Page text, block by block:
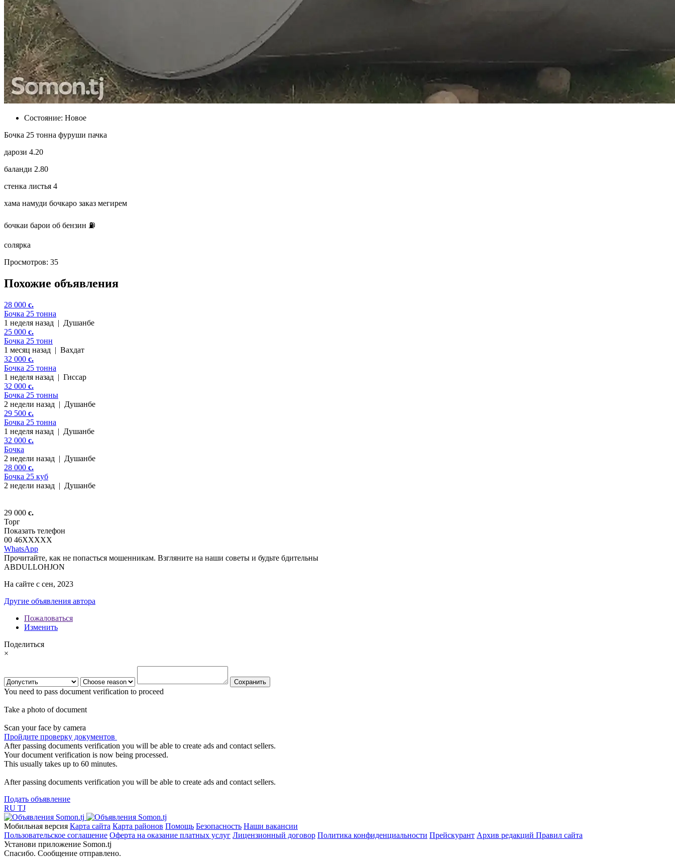
Состояние: Новое
Бочка 25 тонна фуруши пачка
дарози 4.20
баланди 2.80
стенка листья 4
хама намуди бочкаро заказ мегирем
бочкаи барои об бензин ⛽️
солярка
Просмотров: 35
Похожие объявления
28 000 c.
Бочка 25 тонна
1 неделя назад | Душанбе
25 000 c.
Бочка 25 тонн
1 месяц назад | Вахдат
32 000 c.
Бочка 25 тонна
1 неделя назад | Гиссар
32 000 c.
Бочка 25 тонны
2 недели назад | Душанбе
29 500 c.
Бочка 25 тонна
1 неделя назад | Душанбе
32 000 c.
Бочка
2 недели назад | Душанбе
28 000 c.
Бочка 25 куб
2 недели назад | Душанбе
29 000 c.
Торг
Показать телефон
00 46XXXXX
WhatsApp
Прочитайте, как не попасться мошенникам. Взгляните на наши советы и будьте бдительны
ABDULLOHJON
На сайте с сен, 2023
Другие объявления автора
Пожаловаться
Изменить
Поделиться
×
You need to pass document verification to proceed
Take a photo of document
Scan your face by camera
Пройдите проверку документов
After passing documents verification you will be able to create ads and contact sellers.
Your document verification is now being processed.
This usually takes up to 60 minutes.
After passing documents verification you will be able to create ads and contact sellers.
Подать объявление
RU TJ
Мобильная версия Карта сайта Карта районов Помощь Безопасность Наши вакансии
Пользовательское соглашение Оферта на оказание платных услуг Лицензионный договор Политика конфиденциальности Прейскурант Архив редакций Правил сайта
Установи приложение Somon.tj
Спасибо. Сообщение отправлено.